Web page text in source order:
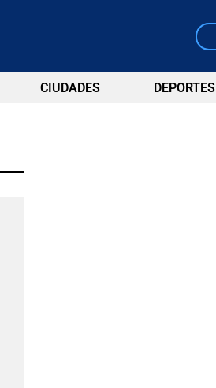
CIUDADES DEPORTES